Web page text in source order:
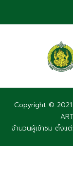
Copyright © 2021
จำนวนผู้เข้าชม ตั้งแ